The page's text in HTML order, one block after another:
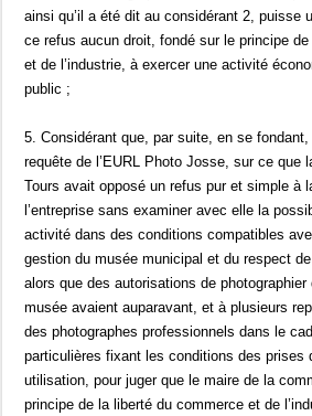
ainsi qu’il a été dit au considérant 2, puisse
ce refus aucun droit, fondé sur le principe
et de l’industrie, à exercer une activité
public ;
5. Considérant que, par suite, en se
requête de l’EURL Photo Josse, sur ce que
Tours avait opposé un refus pur et simple à
l’entreprise sans examiner avec elle la
activité dans des conditions compatibles
gestion du musée municipal et du respect
alors que des autorisations de
musée avaient auparavant, et à plusieurs
des photographes professionnels dans le
particulières fixant les conditions des prises
utilisation, pour juger que le maire de la
principe de la liberté du commerce et de